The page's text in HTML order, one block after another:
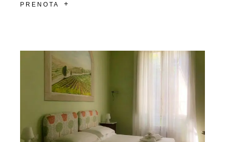
PRENOTA